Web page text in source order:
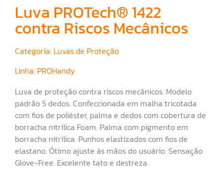
Luva PROTech® 1422
contra Riscos Mecânicos
Categoria: Luvas de Proteção
Linha: PROHandy
Luva de proteção contra riscos mecânicos. Modelo
padrão 5 dedos. Confeccionada em malha tricotada
com fios de poliéster, palma e dedos com cobertura de
borracha nitrílica Foam. Palma com pigmento em
borracha nitrílica. Punhos elastizados com fios de
elastano. Ótimo ajuste às mãos do usuário. Sensação
Glove-Free. Excelente tato e destreza.